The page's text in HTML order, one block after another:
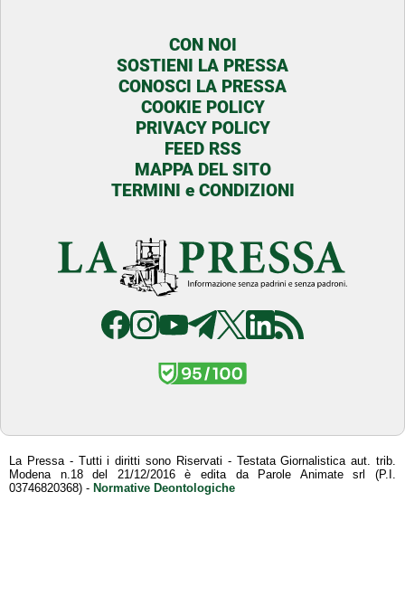
CON NOI
SOSTIENI LA PRESSA
CONOSCI LA PRESSA
COOKIE POLICY
PRIVACY POLICY
FEED RSS
MAPPA DEL SITO
TERMINI e CONDIZIONI
La Pressa - Tutti i diritti sono Riservati - Testata Giornalistica aut. trib.
Modena n.18 del 21/12/2016 è edita da Parole Animate srl (P.I.
03746820368) - Normative Deontologiche